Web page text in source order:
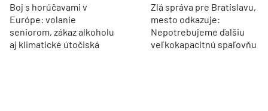
Boj s horúčavami v
Európe: volanie
seniorom, zákaz alkoholu
aj klimatické útočiská
Zlá správa pre Bratislavu,
mesto odkazuje:
Nepotrebujeme ďalšiu
veľkokapacitnú spaľovňu